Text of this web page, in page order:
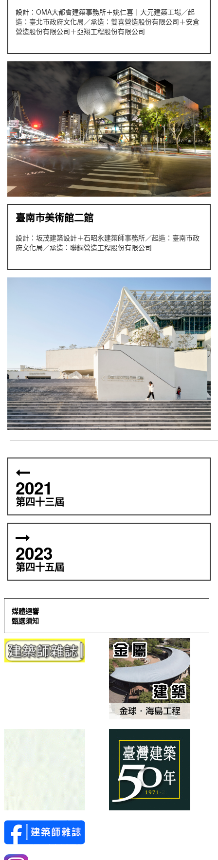
設計：OMA大都會建築事務所＋姚仁喜｜大元建築工場／起
造：臺北市政府文化局／承造：雙喜營造股份有限公司＋安倉
營造股份有限公司＋亞翔工程股份有限公司
臺南市美術館二館
設計：坂茂建築設計＋石昭永建築師事務所／起造：臺南市政
府文化局／承造：聯鋼營造工程股份有限公司
2021
第四十三屆
2023
第四十五屆
媒體迴響
甄選須知